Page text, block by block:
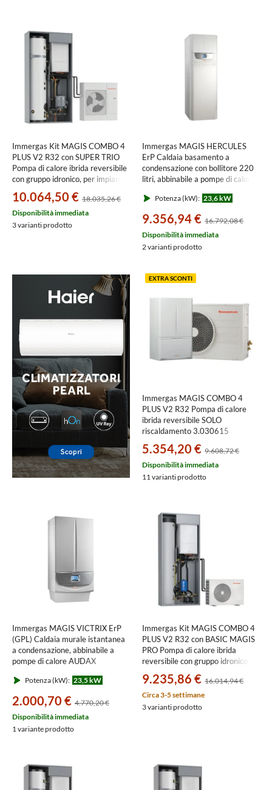
Immergas Kit MAGIS COMBO 4
PLUS V2 R32 con SUPER TRIO
Pompa di calore ibrida reversibile
con gruppo idronico, per impianti
3.030615+3.030395+3.030599
10.064,50 € 18.035,26 €
Disponibilità immediata
3 varianti prodotto
Immergas MAGIS HERCULES
ErP Caldaia basamento a
condensazione con bollitore 220
litri, abbinabile a pompe di calore
Potenza (kW): 23,6 kW
9.356,94 € 16.792,08 €
Disponibilità immediata
2 varianti prodotto
EXTRA SCONTI
Immergas MAGIS COMBO 4
PLUS V2 R32 Pompa di calore
ibrida reversibile SOLO
riscaldamento 3.030615
5.354,20 € 9.608,72 €
Disponibilità immediata
11 varianti prodotto
Immergas MAGIS VICTRIX ErP
(GPL) Caldaia murale istantanea
a condensazione, abbinabile a
pompe di calore AUDAX
Potenza (kW): 23,5 kW
2.000,70 € 4.770,20 €
Disponibilità immediata
1 variante prodotto
Immergas Kit MAGIS COMBO 4
PLUS V2 R32 con BASIC MAGIS
PRO Pompa di calore ibrida
reversibile con gruppo idronico e
monozona
9.235,86 € 16.014,94 €
Circa 3-5 settimane
3 varianti prodotto